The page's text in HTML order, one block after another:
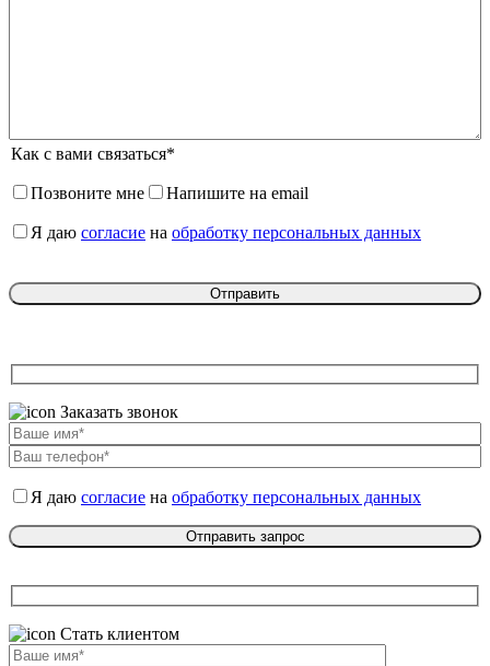
Как с вами связаться*
Позвоните мне Напишите на email
Я даю согласие на обработку персональных данных
Заказать звонок
Я даю согласие на обработку персональных данных
Стать клиентом